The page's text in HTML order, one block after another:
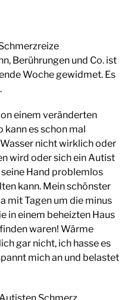
Berührungen und Co. ist
Woche gewidmet. Es
einem veränderten
kann es schon mal
nicht wirklich oder
wird oder sich ein Autist
Hand problemlos
kann. Mein schönster
mit Tagen um die minus
in einem beheizten Haus
waren! Wärme
gar nicht, ich hasse es
mich an und belastet
Schmerz